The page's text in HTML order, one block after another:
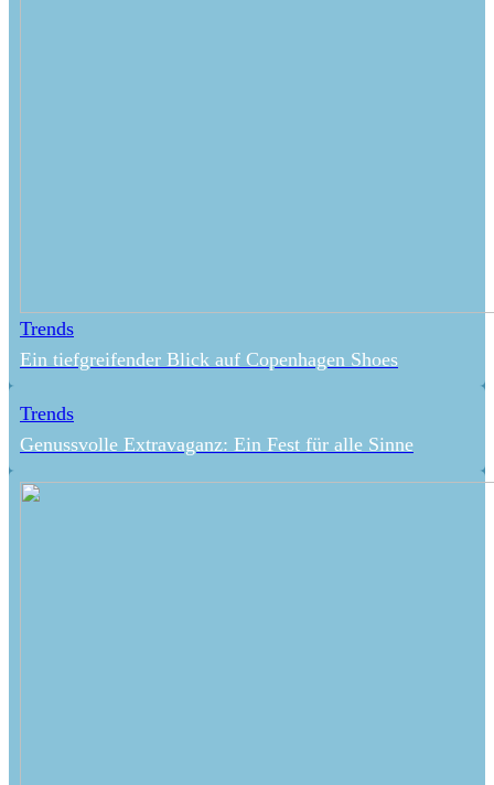
Trends
Ein tiefgreifender Blick auf Copenhagen Shoes
Trends
Genussvolle Extravaganz: Ein Fest für alle Sinne